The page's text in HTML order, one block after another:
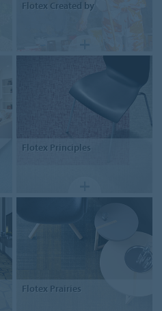
Flotex Created by
Flotex Principles
Flotex Prairies